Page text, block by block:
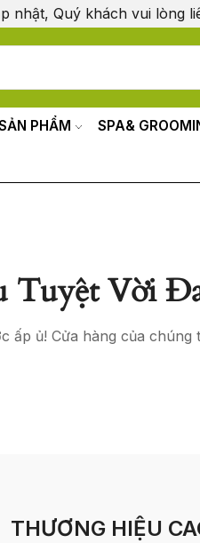
nhật, Quý khách vui lòng
PHẨM SPA&
Tuyệt Vời
ấp ủ! Cửa hàng của
THƯƠNG HIỆU